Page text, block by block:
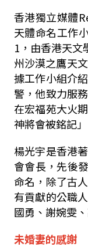
香港獨立媒體
天體命名工作
1，由香港天文
州沙漠之鷹天
據工作小組介
警，他致力服
在宏福苑大火
神將會被銘記」
楊光宇是香港
會會長，先後
命名，除了古
有貢獻的公職
國勇、謝婉雯
未婚妻的感謝